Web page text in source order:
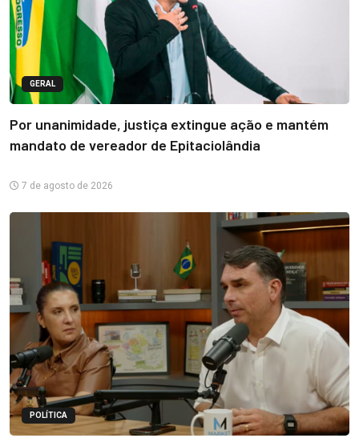
GERAL
Por unanimidade, justiça extingue ação e mantém
mandato de vereador de Epitaciolândia
7 de agosto de 2026
POLÍTICA